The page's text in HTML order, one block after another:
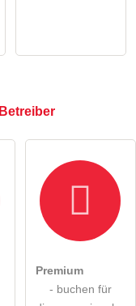
Betreiber
Premium
- buchen für